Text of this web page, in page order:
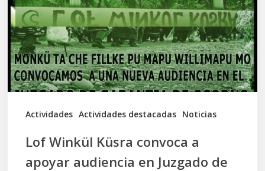
Actividades Actividades destacadas Noticias
a
apoyar
audiencia
en
Juzgado
Lof Winkül Küsra convoca a
apoyar audiencia en Juzgado de